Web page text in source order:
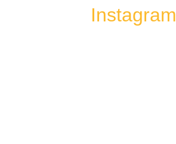
Instagram